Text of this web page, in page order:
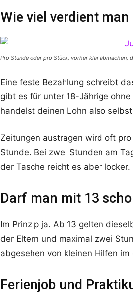
Wie viel verdient man
Pro Stunde oder pro Stück, vorher klar abmachen,
Eine feste Bezahlung schreibt
gibt es für unter 18-Jährige
handelst deinen Lohn also
Zeitungen austragen wird oft
Stunde. Bei zwei Stunden am
der Tasche reicht es aber locker.
Darf man mit 13
Im Prinzip ja. Ab 13 gelten
der Eltern und maximal zwei
abgesehen von kleinen Hilfen im
Ferienjob und